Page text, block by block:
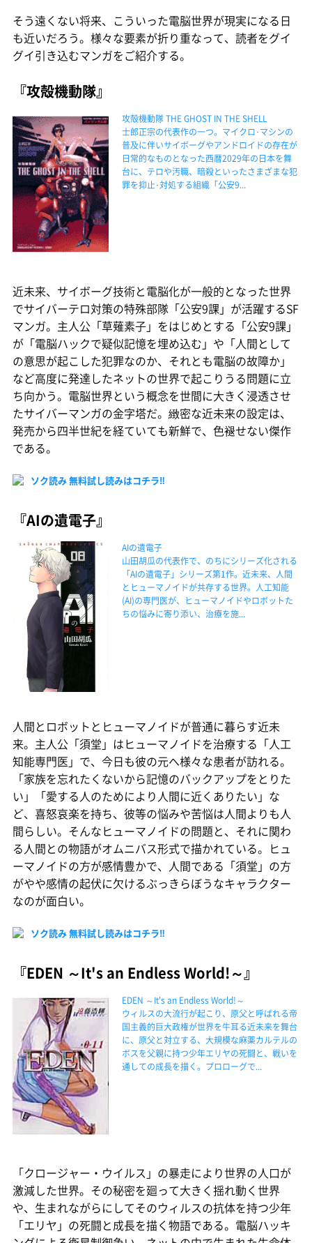
そう遠くない将来、こういった電脳世界が現実になる日
も近いだろう。様々な要素が折り重なって、読者をグイ
グイ引き込むマンガをご紹介する。
『攻殻機動隊』
攻殻機動隊 THE GHOST IN THE SHELL
士郎正宗の代表作の一つ。マイクロ･マシンの
普及に伴いサイボーグやアンドロイドの存在が
日常的なものとなった西暦2029年の日本を舞
台に、テロや汚職、暗殺といったさまざまな犯
罪を抑止･対処する組織「公安9...
近未来、サイボーグ技術と電脳化が一般的となった世界
でサイバーテロ対策の特殊部隊「公安9課」が活躍するSF
マンガ。主人公「草薙素子」をはじめとする「公安9課」
が「電脳ハックで疑似記憶を埋め込む」や「人間として
の意思が起こした犯罪なのか、それとも電脳の故障か」
など高度に発達したネットの世界で起こりうる問題に立
ち向かう。電脳世界という概念を世間に大きく浸透させ
たサイバーマンガの金字塔だ。緻密な近未来の設定は、
発売から四半世紀を経ていても新鮮で、色褪せない傑作
である。
ソク読み 無料試し読みはコチラ‼
『AIの遺電子』
AIの遺電子
山田胡瓜の代表作で、のちにシリーズ化される
「AIの遺電子」シリーズ第1作。近未来、人間
とヒューマノイドが共存する世界。人工知能
(AI)の専門医が、ヒューマノイドやロボットた
ちの悩みに寄り添い、治療を施...
人間とロボットとヒューマノイドが普通に暮らす近未
来。主人公「須堂」はヒューマノイドを治療する「人工
知能専門医」で、今日も彼の元へ様々な患者が訪れる。
「家族を忘れたくないから記憶のバックアップをとりた
い」「愛する人のためにより人間に近くありたい」な
ど、喜怒哀楽を持ち、彼等の悩みや苦悩は人間よりも人
間らしい。そんなヒューマノイドの問題と、それに関わ
る人間との物語がオムニバス形式で描かれている。ヒュ
ーマノイドの方が感情豊かで、人間である「須堂」の方
がやや感情の起伏に欠けるぶっきらぼうなキャラクター
なのが面白い。
ソク読み 無料試し読みはコチラ‼
『EDEN ～It's an Endless World!～』
EDEN ～It's an Endless World!～
ウィルスの大流行が起こり、原父と呼ばれる帝
国主義的巨大政権が世界を牛耳る近未来を舞台
に、原父と対立する、大規模な麻薬カルテルの
ボスを父親に持つ少年エリヤの死闘と、戦いを
通しての成長を描く。プロローグで...
「クロージャー・ウイルス」の暴走により世界の人口が
激減した世界。その秘密を廻って大きく揺れ動く世界
や、生まれながらにしてそのウィルスの抗体を持つ少年
「エリヤ」の死闘と成長を描く物語である。電脳ハッキ